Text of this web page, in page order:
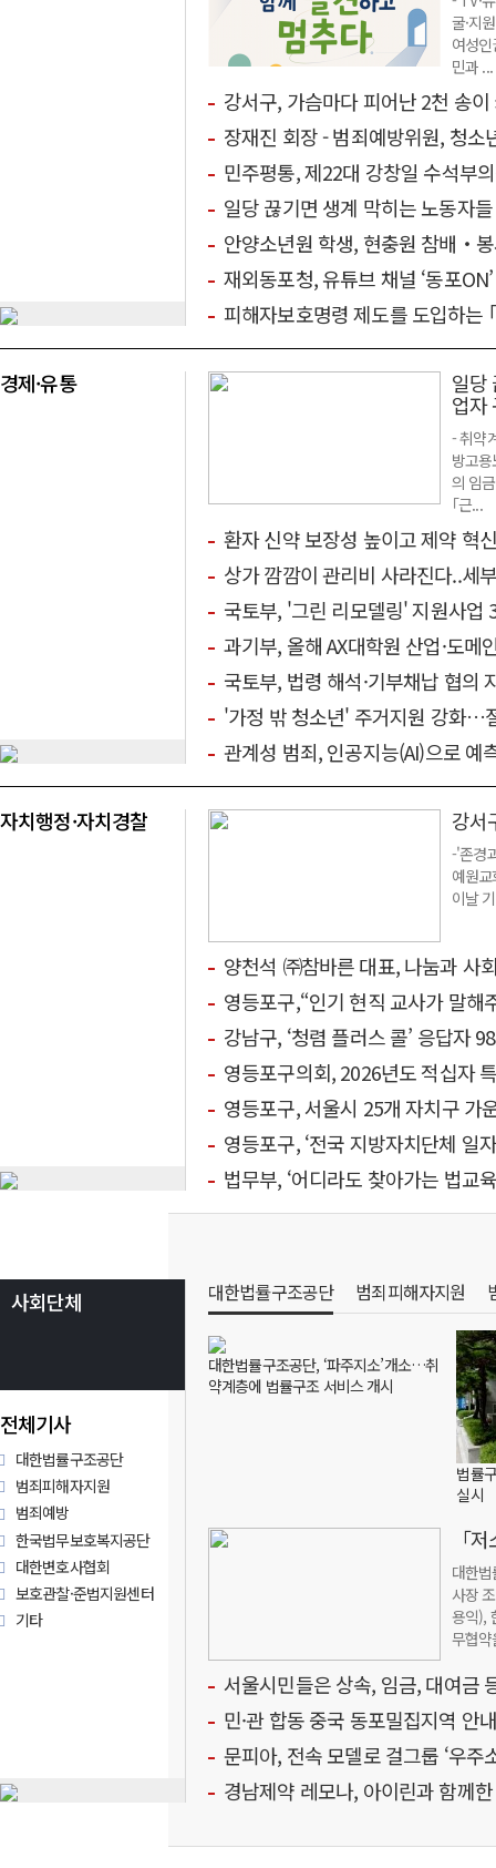
굴·지
여성
민과 ...
강서구, 가슴마다 피어난 2천 송이
장재진 회장 - 범죄예방위원, 청소
민주평통, 제22대 강창일 수석부
일당 끊기면 생계 막히는 노동자
안양소년원 학생, 현충원 참배‧
재외동포청, 유튜브 채널 ‘동포
피해자보호명령 제도를 도입하는
경제·유통 일당
업자
- 취약
방고
의 임
｢근...
환자 신약 보장성 높이고 제약 혁
상가 깜깜이 관리비 사라진다..세
국토부, '그린 리모델링' 지원사
과기부, 올해 AX대학원 산업·도
국토부, 법령 해석·기부채납 협
'가정 밖 청소년' 주거지원 강화…
관계성 범죄, 인공지능(AI)으로
자치행정·자치경찰 강서
-'존경
예원
이날
양천석 ㈜참바른 대표, 나눔과 사
영등포구,“인기 현직 교사가 말
강남구, ‘청렴 플러스 콜’ 응답자
영등포구의회, 2026년도 적십자
영등포구, 서울시 25개 자치구 가운데
영등포구, ‘전국 지방자치단체 일
법무부, ‘어디라도 찾아가는 법교
사회단체
전체기사
대한법률구조공단
범죄피해자지원
범죄예방
한국법무보호복지공단
대한변호사협회
보호관찰·준법지원센터
기타
대한법률구조공단 범죄피해자지원
대한법률구조공단, ‘파주지소’개소…취
약계층에 법률구조 서비스 개시
법률
실시
「
대한
사장
용익),
무협
서울시민들은 상속, 임금, 대여금
민·관 합동 중국 동포밀집지역 안
문피아, 전속 모델로 걸그룹 ‘우주
경남제약 레모나, 아이린과 함께